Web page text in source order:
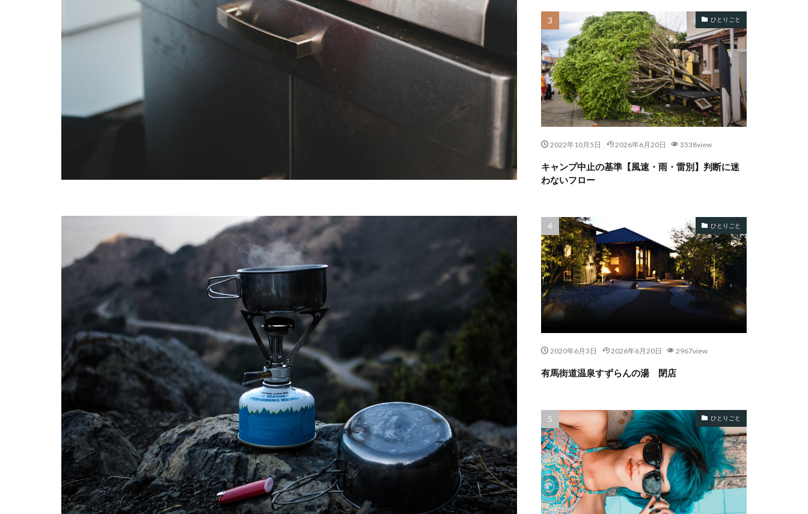
ひとりごと
2022年10月5日 2026年6月20日 3538view
キャンプ中止の基準【風速・雨・雷別】判断に迷
わないフロー
ひとりごと
2020年6月3日 2026年6月20日 2967view
有馬街道温泉すずらんの湯 閉店
ひとりごと